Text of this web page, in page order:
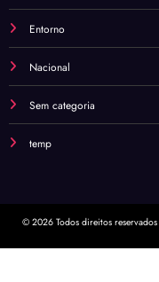
Entorno
Nacional
Sem categoria
temp
© 2026 Todos direitos reservados